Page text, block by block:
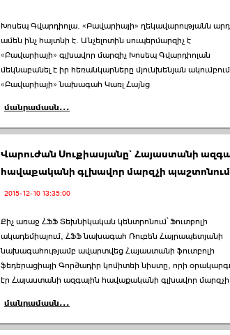
Խոսեպ Գվարդիոլա. «Բավարիայի» ղեկավարությանն
ամեն ինչ հայտնի է. Անչելոտին սուպերմարզիչ է
«Բավարիայի» գլխավոր մարզիչ Խոսեպ Գվարդիոլան
մեկնաբանել է իր հեռանկարները մյունխենյան
«Բավարիայի» նախագահ Կառլ Հայնց
մանրամասն...
Վարուժան Սուքիասյանը` Հայաստանի
հավաքականի գլխավոր մարզչի պաշտոնում
2015-12-10 13:35:00
Քիչ առաջ ՀՖՖ Տեխնիկական կենտրոնում՝ Ֆուտբոլի
ակադեմիայում, ՀՖՖ նախագահ Ռուբեն Հայրապետյանի
նախագահությամբ ավարտվեց Հայաստանի ֆուտբոլի
ֆեդերացիայի Գործադիր կոմիտեի նիստը, որի
էր Հայաստանի ազգային հավաքականի գլխավոր մարզչի
մանրամասն...